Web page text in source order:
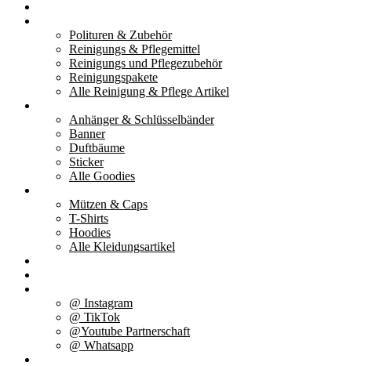
Polituren & Zubehör
Reinigungs & Pflegemittel
Reinigungs und Pflegezubehör
Reinigungspakete
Alle Reinigung & Pflege Artikel
Anhänger & Schlüsselbänder
Banner
Duftbäume
Sticker
Alle Goodies
Mützen & Caps
T-Shirts
Hoodies
Alle Kleidungsartikel
@ Instagram
@ TikTok
@Youtube Partnerschaft
@ Whatsapp